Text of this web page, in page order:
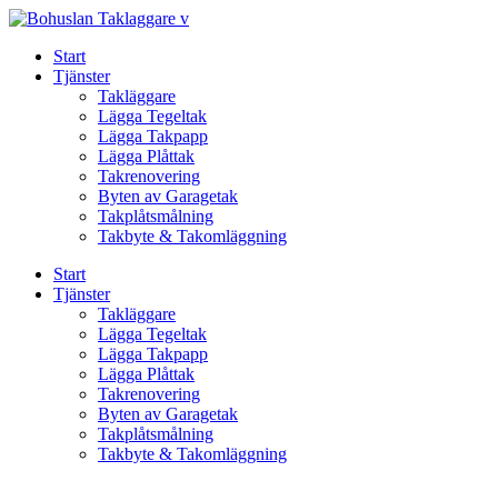
Skip
contentStart
Tjänster
Takläggare
Lägga Tegeltak
Lägga Takpapp
Lägga Plåttak
Takrenovering
Byten av Garagetak
Takplåtsmålning
Takbyte & Takomläggning
Start
Tjänster
Takläggare
Lägga Tegeltak
Lägga Takpapp
Lägga Plåttak
Takrenovering
Byten av Garagetak
Takplåtsmålning
Takbyte & Takomläggning